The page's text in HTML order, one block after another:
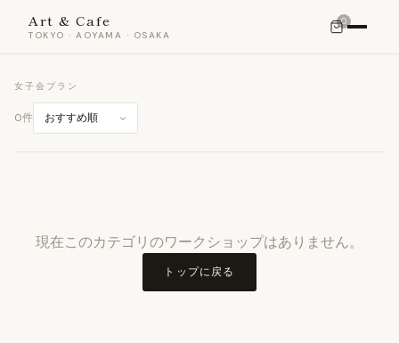
Art & Cafe
TOKYO · AOYAMA · OSAKA
0
女子会プラン
0件
現在このカテゴリのワークショップはありません。
トップに戻る